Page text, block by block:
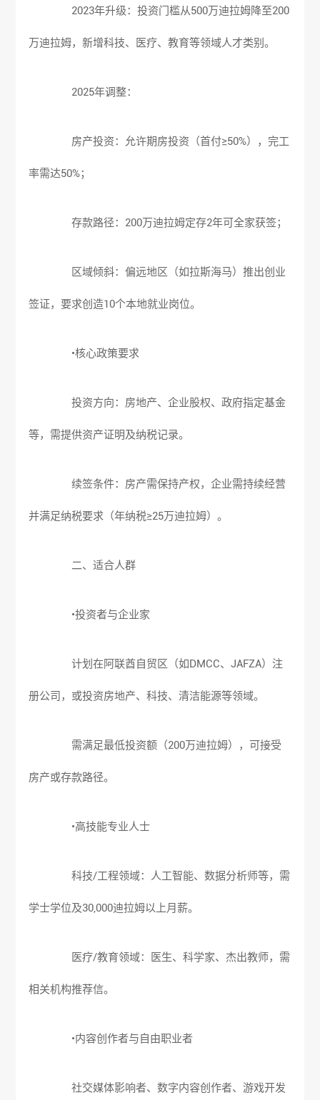
2023年升级：投资门槛从500万迪拉姆降至200
万迪拉姆，新增科技、医疗、教育等领域人才类别。
2025年调整：
房产投资：允许期房投资（首付≥50%），完工
率需达50%；
存款路径：200万迪拉姆定存2年可全家获签；
区域倾斜：偏远地区（如拉斯海马）推出创业
签证，要求创造10个本地就业岗位。
•核心政策要求
投资方向：房地产、企业股权、政府指定基金
等，需提供资产证明及纳税记录。
续签条件：房产需保持产权，企业需持续经营
并满足纳税要求（年纳税≥25万迪拉姆）。
二、适合人群
•投资者与企业家
计划在阿联酋自贸区（如DMCC、JAFZA）注
册公司，或投资房地产、科技、清洁能源等领域。
需满足最低投资额（200万迪拉姆），可接受
房产或存款路径。
•高技能专业人士
科技/工程领域：人工智能、数据分析师等，需
学士学位及30,000迪拉姆以上月薪。
医疗/教育领域：医生、科学家、杰出教师，需
相关机构推荐信。
•内容创作者与自由职业者
社交媒体影响者、数字内容创作者、游戏开发